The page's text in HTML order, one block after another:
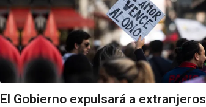
El Gobierno expulsará a extranjeros